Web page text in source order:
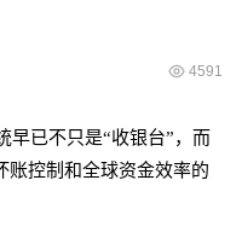
4591
早已不只是“收银台”，而
账控制和全球资金效率的